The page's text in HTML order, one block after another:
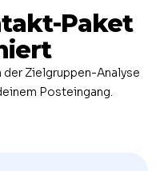
Paket
Zielgruppen-Analyse
Posteingang.